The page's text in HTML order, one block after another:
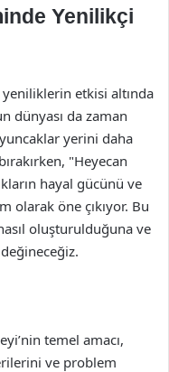
Yenilikçi
etkisi altında
dünyası da zaman
yerini daha
"Heyecan
hayal gücünü ve
olarak öne çıkıyor. Bu
oluşturulduğuna ve
temel amacı,
ve problem